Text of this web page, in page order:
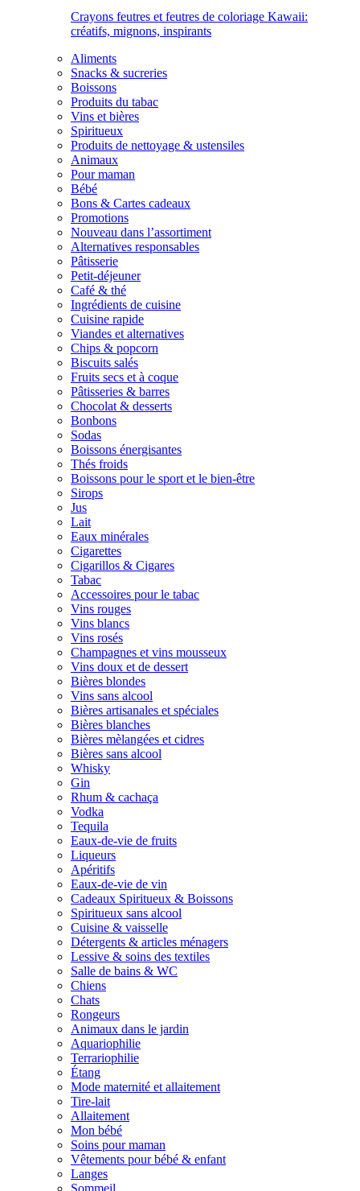
Crayons feutres et feutres de coloriage Kawaii:
créatifs, mignons, inspirants
Aliments
Snacks & sucreries
Boissons
Produits du tabac
Vins et bières
Spiritueux
Produits de nettoyage & ustensiles
Animaux
Pour maman
Bébé
Bons & Cartes cadeaux
Promotions
Nouveau dans l’assortiment
Alternatives responsables
Pâtisserie
Petit-déjeuner
Café & thé
Ingrédients de cuisine
Cuisine rapide
Viandes et alternatives
Chips & popcorn
Biscuits salés
Fruits secs et à coque
Pâtisseries & barres
Chocolat & desserts
Bonbons
Sodas
Boissons énergisantes
Thés froids
Boissons pour le sport et le bien-être
Sirops
Jus
Lait
Eaux minérales
Cigarettes
Cigarillos & Cigares
Tabac
Accessoires pour le tabac
Vins rouges
Vins blancs
Vins rosés
Champagnes et vins mousseux
Vins doux et de dessert
Bières blondes
Vins sans alcool
Bières artisanales et spéciales
Bières blanches
Bières mèlangées et cidres
Bières sans alcool
Whisky
Gin
Rhum & cachaça
Vodka
Tequila
Eaux-de-vie de fruits
Liqueurs
Apéritifs
Eaux-de-vie de vin
Cadeaux Spiritueux & Boissons
Spiritueux sans alcool
Cuisine & vaisselle
Détergents & articles ménagers
Lessive & soins des textiles
Salle de bains & WC
Chiens
Chats
Rongeurs
Animaux dans le jardin
Aquariophilie
Terrariophilie
Étang
Mode maternité et allaitement
Tire-lait
Allaitement
Mon bébé
Soins pour maman
Vêtements pour bébé & enfant
Langes
Sommeil